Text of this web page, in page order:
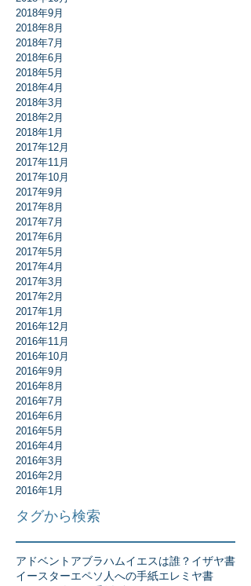
2018年9月
2018年8月
2018年7月
2018年6月
2018年5月
2018年4月
2018年3月
2018年2月
2018年1月
2017年12月
2017年11月
2017年10月
2017年9月
2017年8月
2017年7月
2017年6月
2017年5月
2017年4月
2017年3月
2017年2月
2017年1月
2016年12月
2016年11月
2016年10月
2016年9月
2016年8月
2016年7月
2016年6月
2016年5月
2016年4月
2016年3月
2016年2月
2016年1月
タグから検索
アドベント アブラハムイエスは誰？ イザヤ書
イースターエペソ人への手紙エレミヤ書